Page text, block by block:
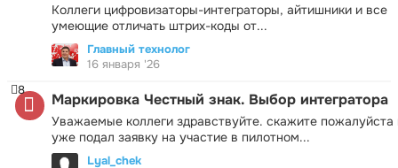
Коллеги цифровизаторы-интеграторы, айтишники и все
умеющие отличать штрих-коды от...
Главный технолог
16 января '26
Маркировка Честный знак. Выбор интегратора
Уважаемые коллеги здравствуйте. скажите пожалуйста
уже подал заявку на участие в пилотном...
8
Lyal_chek